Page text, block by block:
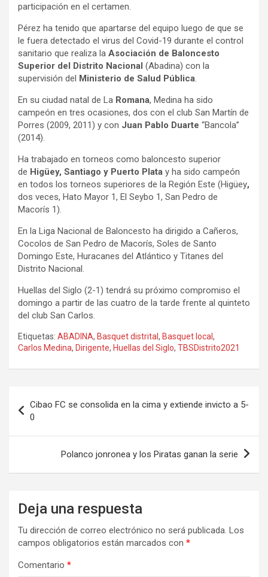
participación en el certamen.
Pérez ha tenido que apartarse del equipo luego de que se
le fuera detectado el virus del Covid-19 durante el control
sanitario que realiza la Asociación de Baloncesto
Superior del Distrito Nacional (Abadina) con la
supervisión del Ministerio de Salud Pública.
En su ciudad natal de La Romana, Medina ha sido
campeón en tres ocasiones, dos con el club San Martín de
Porres (2009, 2011) y con Juan Pablo Duarte “Bancola”
(2014).
Ha trabajado en torneos como baloncesto superior
de Higüey, Santiago y Puerto Plata y ha sido campeón
en todos los torneos superiores de la Región Este (Higüey,
dos veces, Hato Mayor 1, El Seybo 1, San Pedro de
Macorís 1).
En la Liga Nacional de Baloncesto ha dirigido a Cañeros,
Cocolos de San Pedro de Macorís, Soles de Santo
Domingo Este, Huracanes del Atlántico y Titanes del
Distrito Nacional.
Huellas del Siglo (2-1) tendrá su próximo compromiso el
domingo a partir de las cuatro de la tarde frente al quinteto
del club San Carlos.
Etiquetas: ABADINA, Basquet distrital , Basquet local ,
Carlos Medina, Dirigente, Huellas del Siglo, TBSDistrito2021
de
entradas
Cibao FC se consolida en la cima y extiende invicto a 5-
0
Polanco jonronea y los Piratas ganan la serie
Deja una respuesta
Tu dirección de correo electrónico no será publicada. Los
campos obligatorios están marcados con *
Comentario *